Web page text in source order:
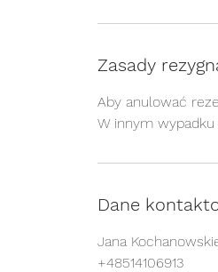
Zasady
Aby anulować
W innym
Dane
Jana
+48514106913